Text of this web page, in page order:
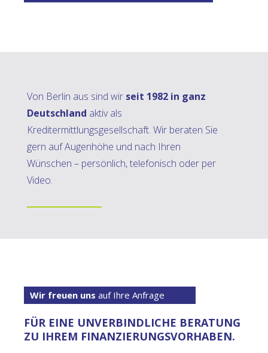
Von Berlin aus sind wir seit 1982 in ganz
Deutschland aktiv als
Kreditermittlungsgesellschaft. Wir beraten Sie
gern auf Augenhöhe und nach Ihren
Wünschen – persönlich, telefonisch oder per
Video.
Wir freuen uns auf Ihre Anfrage
FÜR EINE UNVERBINDLICHE BERATUNG
ZU IHREM FINANZIERUNGSVORHABEN.